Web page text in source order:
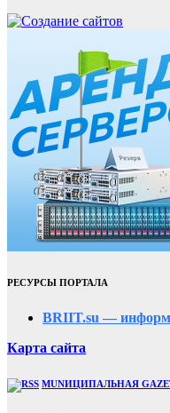
РЕСУРСЫ ПОРТАЛА
BRIIT.su —
Карта сайта
MUNИЦИПАЛЬНАЯ